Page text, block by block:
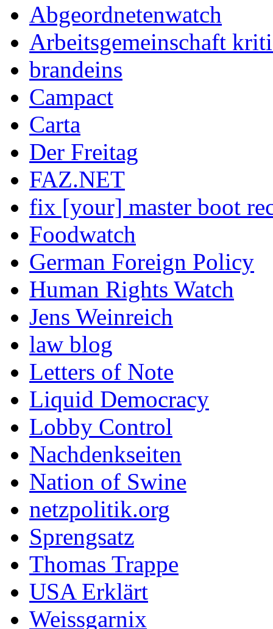
Abgeordnetenwatch
Arbeitsgemeinschaft
brandeins
Campact
Carta
Der Freitag
FAZ.NET
fix [your] master boot
Foodwatch
German Foreign Policy
Human Rights Watch
Jens Weinreich
law blog
Letters of Note
Liquid Democracy
Lobby Control
Nachdenkseiten
Nation of Swine
netzpolitik.org
Sprengsatz
Thomas Trappe
USA Erklärt
Weissgarnix